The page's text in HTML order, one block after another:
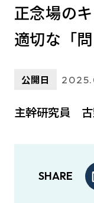
正念場の
適切な「
公開日
主幹研究員 古
SHARE